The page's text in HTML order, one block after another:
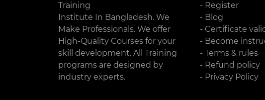
Training
Institute In Bangladesh. We
Make Professionals. We offer
High-Quality Courses for your
skill development. All Training
programs are designed by
industry experts.
- Register
- Blog
- Certificate
- Become
- Terms & rules
- Refund policy
- Privacy Policy